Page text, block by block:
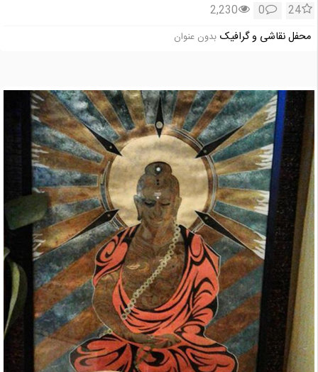
24
0
2,230
محفل نقاشی و گرافیک بدون عنوان